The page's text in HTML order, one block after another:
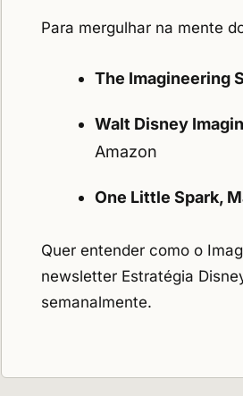
Para mergulhar na mente
The Imagineering
Walt Disney
Amazon
One Little Spark,
Quer entender como o
newsletter Estratégia
semanalmente.